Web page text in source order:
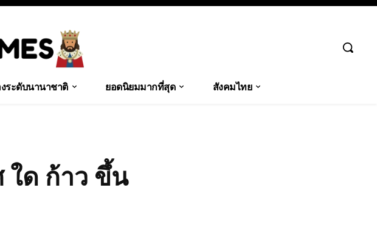
ระดับนานาชาติ ยอดนิยมมากที่สุด สังคมไทย
ใด ก้าว ขึ้น